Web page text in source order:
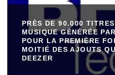
PRÈS DE 90.000
MUSIQUE GÉNÉRÉE
POUR LA PREMIÈRE
MOITIÉ DES AJOUTS
DEEZER